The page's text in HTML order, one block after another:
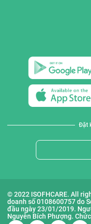
Đặt
© 2022 ISOFHCARE. All
doanh số 0108600757 do
đầu ngày 23/01/2019.
Nguyễn Bích Phượng.